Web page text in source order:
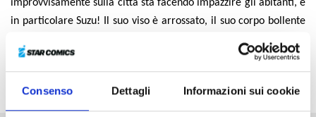
Consenso Dettagli Informazioni sui cookie
improvvisamente sulla città sta facendo impazzire gli abitanti, e
in particolare Suzu! Il suo viso è arrossato, il suo corpo bollente
balia della giovane e dei suoi singolari comportamenti. Che ne